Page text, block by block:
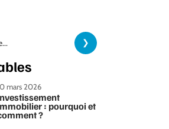
mars 2026
: pourquoi et
?